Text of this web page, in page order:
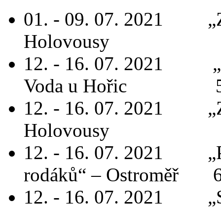
01. - 09. 07. 2021
Holovousy
12. - 16. 07. 2021
Voda u Hořic
12. - 16. 07. 2021
Holovousy
12. - 16. 07. 2021
rodáků“ – Ostroměř
12. - 16. 07. 2021